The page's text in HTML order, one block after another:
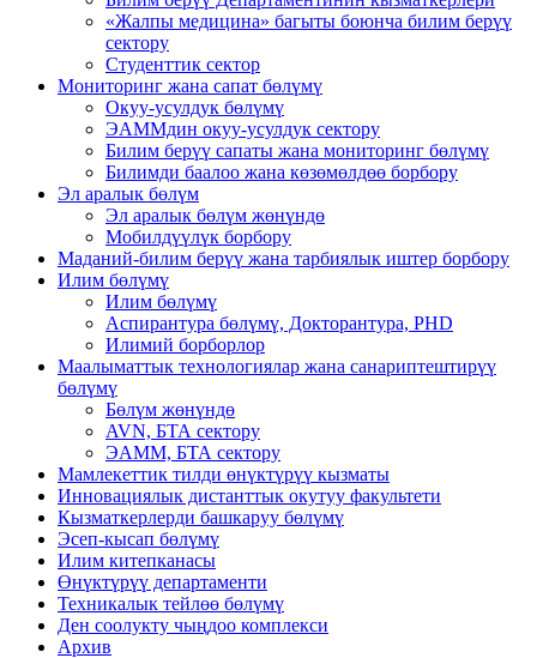
«Жалпы медицина» багыты боюнча билим берүү
сектору
Студенттик сектор
Мониторинг жана сапат бөлүмү
Окуу-усулдук бөлүмү
ЭАММдин окуу-усулдук сектору
Билим берүү сапаты жана мониторинг бөлүмү
Билимди баалоо жана көзөмөлдөө борбору
Эл аралык бөлүм
Эл аралык бөлүм жөнүндө
Мобилдүүлүк борбору
Маданий-билим берүү жана тарбиялык иштер борбору
Илим бөлүмү
Илим бөлүмү
Аспирантура бөлүмү, Докторантура, PHD
Илимий борборлор
Маалыматтык технологиялар жана санариптештирүү
бөлүмү
Бөлүм жөнүндө
AVN, БТА сектору
ЭАММ, БТА сектору
Мамлекеттик тилди өнүктүрүү кызматы
Инновациялык дистанттык окутуу факультети
Кызматкерлерди башкаруу бөлүмү
Эсеп-кысап бөлүмү
Илим китепканасы
Өнүктүрүү департаменти
Техникалык тейлөө бөлүмү
Ден соолукту чыңдоо комплекси
Архив